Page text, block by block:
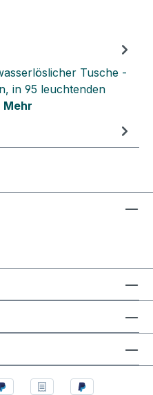
Tusche -
in 95 leuchtenden
Mehr